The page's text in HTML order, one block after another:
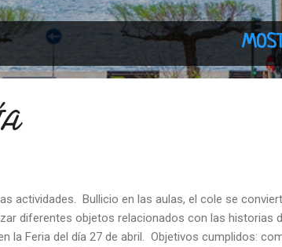
actividades. Bullicio en las aulas, el cole se
diferentes objetos relacionados con las historias
la Feria del día 27 de abril. Objetivos cumplidos: